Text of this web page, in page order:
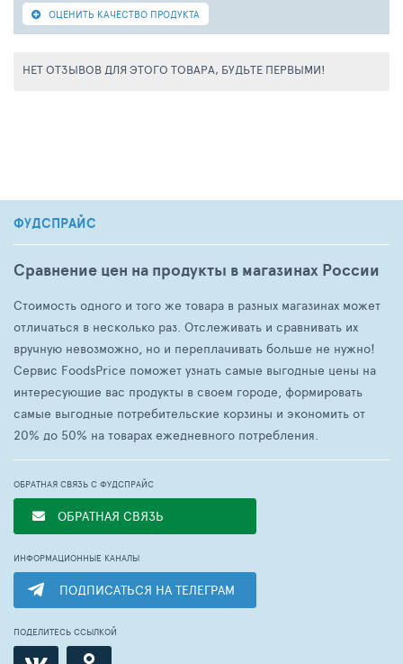
ОЦЕНИТЬ КАЧЕСТВО ПРОДУКТА
НЕТ ОТЗЫВОВ ДЛЯ ЭТОГО ТОВАРА, БУДЬТЕ ПЕРВЫМИ!
ФУДСПРАЙС
Сравнение цен на продукты в магазинах России
Стоимость одного и того же товара в разных магазинах может
отличаться в несколько раз. Отслеживать и сравнивать их
вручную невозможно, но и переплачивать больше не нужно!
Сервис FoodsPrice поможет узнать самые выгодные цены на
интересующие вас продукты в своем городе, формировать
самые выгодные потребительские корзины и экономить от
20% до 50% на товарах ежедневного потребления.
ОБРАТНАЯ СВЯЗЬ С ФУДСПРАЙС
ОБРАТНАЯ СВЯЗЬ
ИНФОРМАЦИОННЫЕ КАНАЛЫ
ПОДПИСАТЬСЯ НА ТЕЛЕГРАМ
ПОДЕЛИТЕСЬ ССЫЛКОЙ